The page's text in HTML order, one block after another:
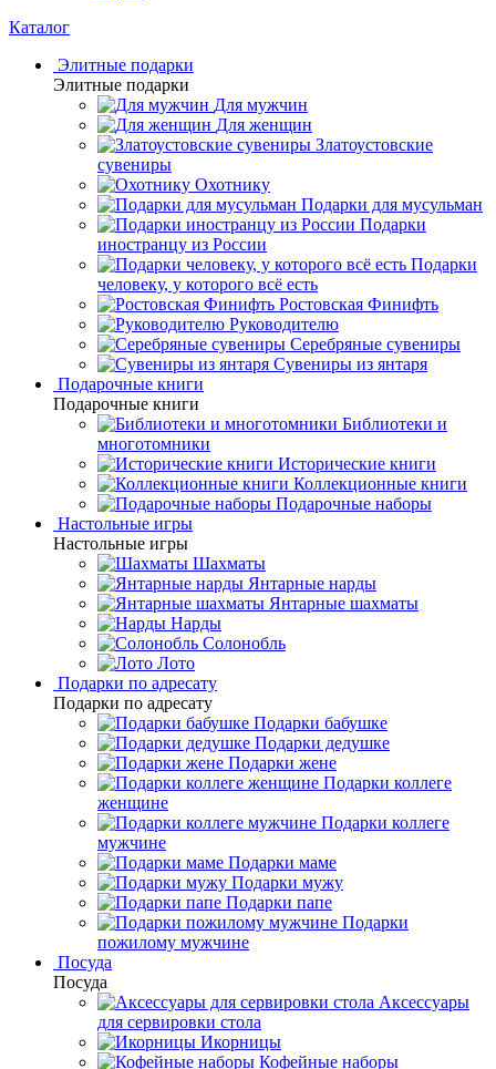
Каталог
Элитные подарки
Элитные подарки
Для мужчин
Для женщин
Златоустовские
сувениры
Охотнику
Подарки для мусульман
Подарки
иностранцу из России
Подарки
человеку, у которого всё есть
Ростовская Финифть
Руководителю
Серебряные сувениры
Сувениры из янтаря
Подарочные книги
Подарочные книги
Библиотеки и
многотомники
Исторические книги
Коллекционные книги
Подарочные наборы
Настольные игры
Настольные игры
Шахматы
Янтарные нарды
Янтарные шахматы
Нарды
Солонобль
Лото
Подарки по адресату
Подарки по адресату
Подарки бабушке
Подарки дедушке
Подарки жене
Подарки коллеге
женщине
Подарки коллеге
мужчине
Подарки маме
Подарки мужу
Подарки папе
Подарки
пожилому мужчине
Посуда
Посуда
Аксессуары
для сервировки стола
Икорницы
Кофейные наборы